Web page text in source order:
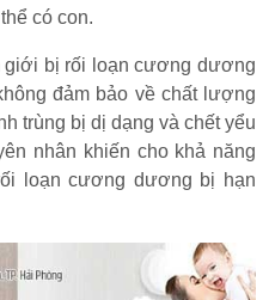
có con.
bị rối loạn cương dương
đảm bảo về chất lượng
trùng bị dị dạng và chết yểu
nhân khiến cho khả năng
loạn cương dương bị hạn